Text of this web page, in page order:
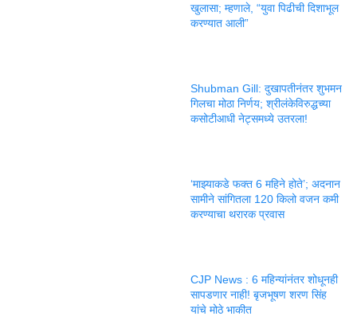
खुलासा; म्हणाले, “युवा पिढीची दिशाभूल
करण्यात आली”
Shubman Gill: दुखापतीनंतर शुभमन
गिलचा मोठा निर्णय; श्रीलंकेविरुद्धच्या
कसोटीआधी नेट्समध्ये उतरला!
‘माझ्याकडे फक्त 6 महिने होते’; अदनान
सामीने सांगितला 120 किलो वजन कमी
करण्याचा थरारक प्रवास
CJP News : 6 महिन्यांनंतर शोधूनही
सापडणार नाही! बृजभूषण शरण सिंह
यांचे मोठे भाकीत